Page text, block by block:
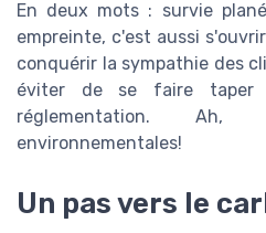
En deux mots : survie
empreinte, c'est aussi
conquérir la sympathie des
éviter de se faire
réglementation.
environnementales!
Un pas vers le